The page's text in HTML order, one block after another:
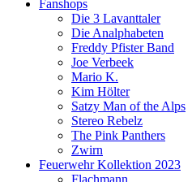
Fanshops
Die 3 Lavanttaler
Die Analphabeten
Freddy Pfister Band
Joe Verbeek
Mario K.
Kim Hölter
Satzy Man of the Alps
Stereo Rebelz
The Pink Panthers
Zwirn
Feuerwehr Kollektion 2023